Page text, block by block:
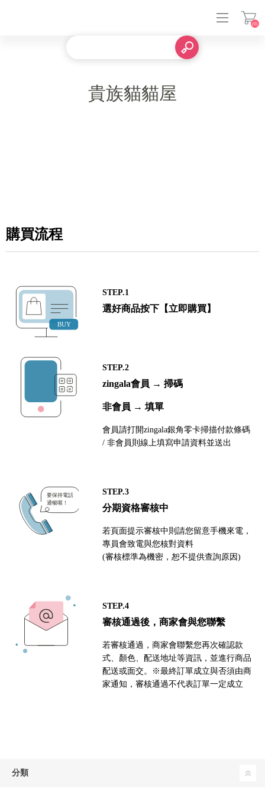
(0)
貴族貓貓屋
購買流程
STEP.1
選好商品按下【立即購買】
STEP.2
zingala會員 → 掃碼
非會員 → 填單
會員請打開zingala銀角零卡掃描付款條碼
/ 非會員則線上填寫申請資料並送出
STEP.3
分期資格審核中
若頁面提示審核中則請您留意手機來電，
專員會致電與您核對資料
(審核標準為機密，恕不提供查詢原因)
STEP.4
審核通過後，商家會與您聯繫
若審核通過，商家會聯繫您再次確認款
式、顏色、配送地址等資訊，並進行商品
配送或面交。※最終訂單成立與否須由商
家通知，審核通過不代表訂單一定成立
分類